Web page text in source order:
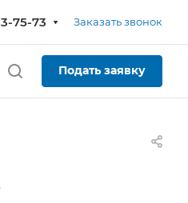
75-73 Заказать звонок
Подать заявку